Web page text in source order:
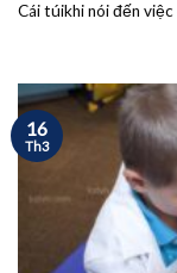
Cái túikhi nói đến
16
Th3